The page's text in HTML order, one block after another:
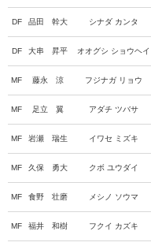
DF 品田 幹大 シナダ カンタ
DF 大串 昇平 オオグシ ショウヘイ
MF 藤永 涼 フジナガ リョウ
MF 足立 翼 アダチ ツバサ
MF 岩瀬 瑞生 イワセ ミズキ
MF 久保 勇大 クボ ユウダイ
MF 食野 壮磨 メシノ ソウマ
MF 福井 和樹 フクイ カズキ